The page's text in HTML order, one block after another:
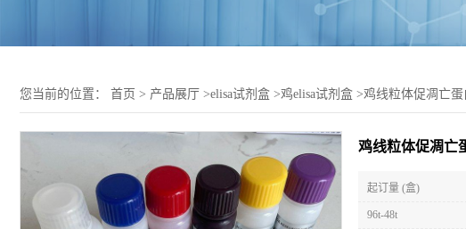
您当前的位置： 首页 > 产品展厅 >elisa试剂盒 >鸡elisa试剂盒 >鸡线粒体促凋亡蛋
鸡线粒体促凋亡
起订量 (盒)
96t-48t